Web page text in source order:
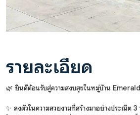
รายละเอียด
🌿 ยินดีต้อนรับสู่ความสงบสุขในหมู่บ้าน
✨ ลงตัวในความสวยงามที่สร้างมาอย่างประณีต